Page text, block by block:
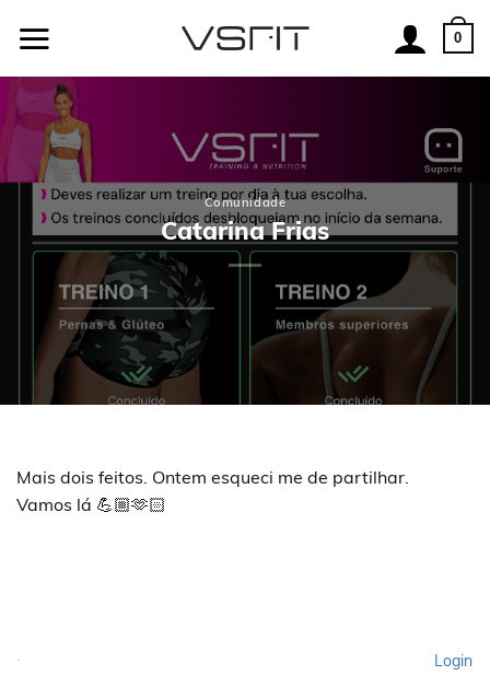
0
Comunidade
Catarina Frias
Mais dois feitos. Ontem esqueci me de partilhar.
Vamos lá 💪🏼🫶🏻
Login